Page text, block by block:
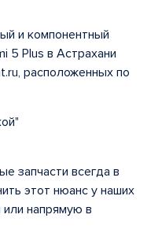
и компонентный
5 Plus в Астрахани
расположенных по
запчасти всегда в
этот нюанс у наших
или напрямую в